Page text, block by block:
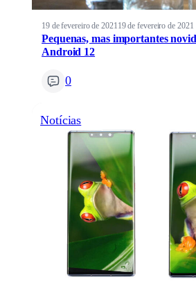
19 de fevereiro de 2021 19 de fevereiro de 2021
Pequenas, mas importantes
Android 12
0
Notícias